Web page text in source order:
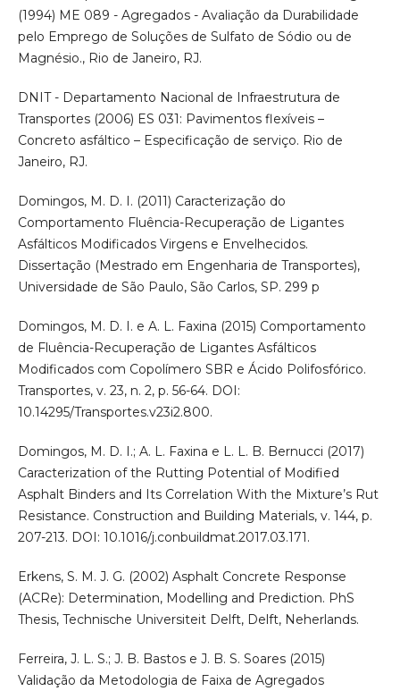
(1994) ME 089 - Agregados - Avaliação da Durabilidade
pelo Emprego de Soluções de Sulfato de Sódio ou de
Magnésio., Rio de Janeiro, RJ.
DNIT - Departamento Nacional de Infraestrutura de
Transportes (2006) ES 031: Pavimentos flexíveis –
Concreto asfáltico – Especificação de serviço. Rio de
Janeiro, RJ.
Domingos, M. D. I. (2011) Caracterização do
Comportamento Fluência-Recuperação de Ligantes
Asfálticos Modificados Virgens e Envelhecidos.
Dissertação (Mestrado em Engenharia de Transportes),
Universidade de São Paulo, São Carlos, SP. 299 p
Domingos, M. D. I. e A. L. Faxina (2015) Comportamento
de Fluência-Recuperação de Ligantes Asfálticos
Modificados com Copolímero SBR e Ácido Polifosfórico.
Transportes, v. 23, n. 2, p. 56-64. DOI:
10.14295/Transportes.v23i2.800.
Domingos, M. D. I.; A. L. Faxina e L. L. B. Bernucci (2017)
Caracterization of the Rutting Potential of Modified
Asphalt Binders and Its Correlation With the Mixture’s Rut
Resistance. Construction and Building Materials, v. 144, p.
207-213. DOI: 10.1016/j.conbuildmat.2017.03.171.
Erkens, S. M. J. G. (2002) Asphalt Concrete Response
(ACRe): Determination, Modelling and Prediction. PhS
Thesis, Technische Universiteit Delft, Delft, Neherlands.
Ferreira, J. L. S.; J. B. Bastos e J. B. S. Soares (2015)
Validação da Metodologia de Faixa de Agregados